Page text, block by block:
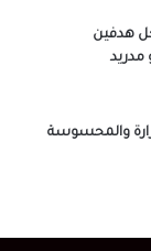
هدفين
مدريد
والمحسوسة